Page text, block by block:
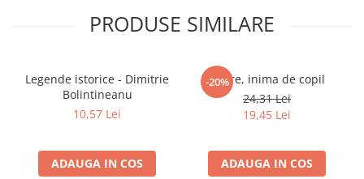
PRODUSE SIMILARE
Legende istorice - Dimitrie
Bolintineanu
10,57 Lei
ADAUGA IN COS
-20%
Cuore, inima de copil
24,31 Lei
19,45 Lei
ADAUGA IN COS